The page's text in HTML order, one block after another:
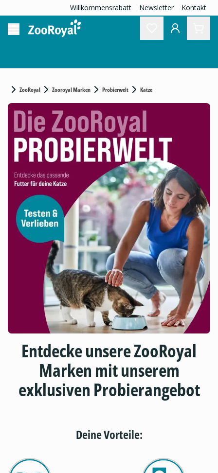
Willkommensrabatt Newsletter Kontakt
ZooRoyal Zooroyal Marken Probierwelt Katze
Entdecke unsere ZooRoyal
Marken mit unserem
exklusiven Probierangebot
Deine Vorteile: